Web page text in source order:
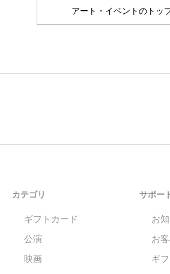
アート・イベントのトッ
カテゴリ
ギフトカード
公演
映画
サポー
お
お
ギ